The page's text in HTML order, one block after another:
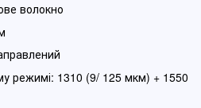
волокно
режимі: 1310 (9/ 125 мкм) + 1550